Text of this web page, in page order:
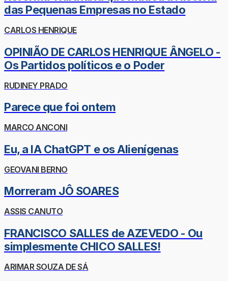
das Pequenas Empresas no Estado
CARLOS HENRIQUE
OPINIÃO DE CARLOS HENRIQUE ÂNGELO -
Os Partidos políticos e o Poder
RUDINEY PRADO
Parece que foi ontem
MARCO ANCONI
Eu, a IA ChatGPT e os Alienígenas
GEOVANI BERNO
Morreram JÔ SOARES
ASSIS CANUTO
FRANCISCO SALLES de AZEVEDO - Ou
simplesmente CHICO SALLES!
ARIMAR SOUZA DE SÁ